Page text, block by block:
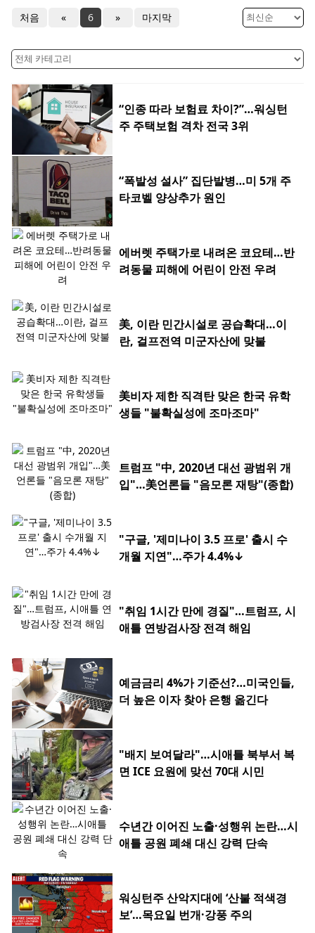
처음 « 6 » 마지막
“인종 따라 보험료 차이?”…워싱턴
주 주택보험 격차 전국 3위
“폭발성 설사” 집단발병…미 5개 주
타코벨 양상추가 원인
에버렛 주택가로 내려온 코요테…반
려동물 피해에 어린이 안전 우려
美, 이란 민간시설로 공습확대…이
란, 걸프전역 미군자산에 맞불
美비자 제한 직격탄 맞은 한국 유학
생들 "불확실성에 조마조마"
트럼프 "中, 2020년 대선 광범위 개
입"…美언론들 "음모론 재탕"(종합)
"구글, '제미나이 3.5 프로' 출시 수
개월 지연"…주가 4.4%↓
"취임 1시간 만에 경질"…트럼프, 시
애틀 연방검사장 전격 해임
예금금리 4%가 기준선?…미국인들,
더 높은 이자 찾아 은행 옮긴다
"배지 보여달라"…시애틀 북부서 복
면 ICE 요원에 맞선 70대 시민
수년간 이어진 노출·성행위 논란…시
애틀 공원 폐쇄 대신 강력 단속
워싱턴주 산악지대에 ‘산불 적색경
보’…목요일 번개·강풍 주의